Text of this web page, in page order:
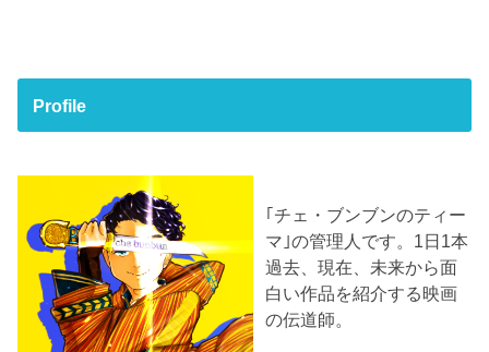
Profile
｢チェ・ブンブンのティー
マ｣の管理人です。1日1本
過去、現在、未来から面
白い作品を紹介する映画
の伝道師。